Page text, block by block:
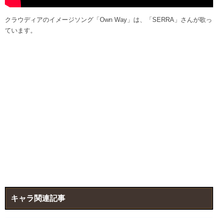
クラウディアのイメージソング「Own Way」は、「SERRA」さんが歌っ
ています。
キャラ関連記事